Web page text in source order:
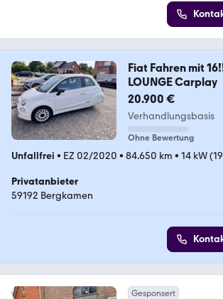
Fiat Fahren mit
LOUNGE Carplay
20.900 €
Verhandlungsbasis
Ohne Bewertung
Unfallfrei • EZ 02/2020 • 84.650 km • 14 kW
Privatanbieter
59192 Bergkamen
Gesponsert